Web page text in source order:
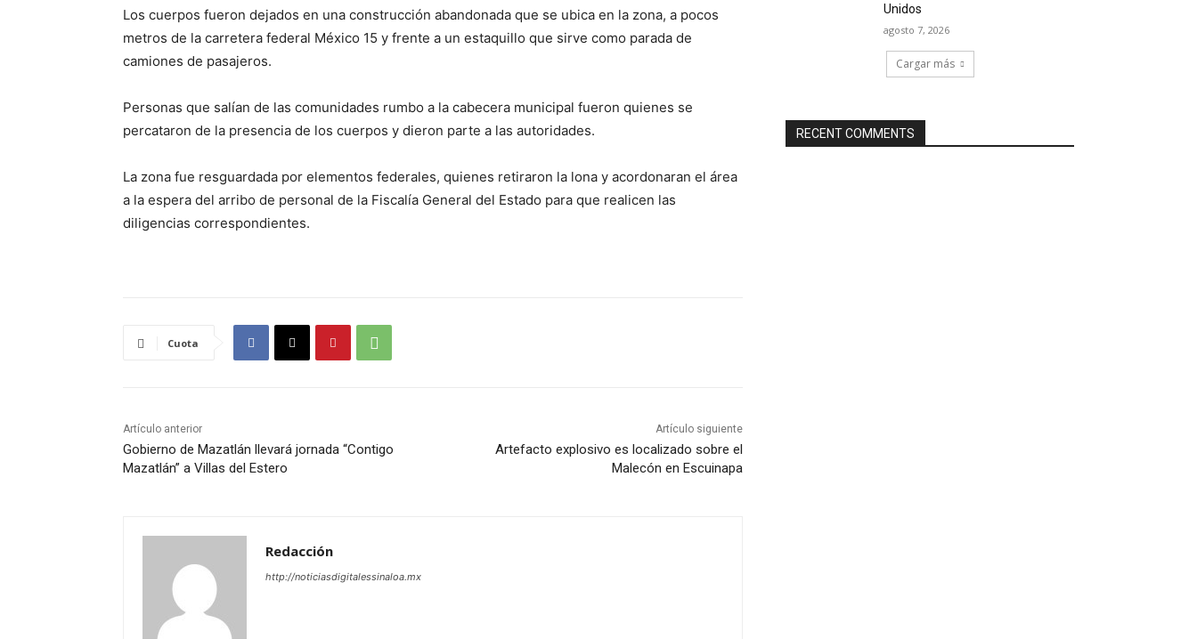
Los cuerpos fueron dejados en una construcción abandonada que se ubica en la zona, a pocos
metros de la carretera federal México 15 y frente a un estaquillo que sirve como parada de
camiones de pasajeros.
Personas que salían de las comunidades rumbo a la cabecera municipal fueron quienes se
percataron de la presencia de los cuerpos y dieron parte a las autoridades.
La zona fue resguardada por elementos federales, quienes retiraron la lona y acordonaran el área
a la espera del arribo de personal de la Fiscalía General del Estado para que realicen las
diligencias correspondientes.
Cuota
Artículo anterior
Gobierno de Mazatlán llevará jornada “Contigo
Mazatlán” a Villas del Estero
Artículo siguiente
Artefacto explosivo es localizado sobre el
Malecón en Escuinapa
Redacción
http://noticiasdigitalessinaloa.mx
Unidos
agosto 7, 2026
Cargar más
RECENT COMMENTS